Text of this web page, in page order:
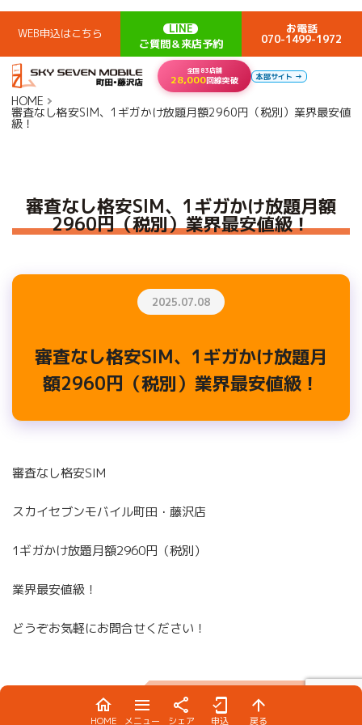
WEB申込はこちら
LINE
ご質問＆来店予約
お電話
070-1499-1972
全国83店舗
28,000回線突破 本部サイト →
HOME
審査なし格安SIM、1ギガかけ放題月額2960円（税別）業界最安値
級！
審査なし格安SIM、1ギガかけ放題月額
2960円（税別）業界最安値級！
2025.07.08
審査なし格安SIM、1ギガかけ放題月
額2960円（税別）業界最安値級！
審査なし格安SIM
スカイセブンモバイル町田・藤沢店
1ギガかけ放題月額2960円（税別）
業界最安値級！
どうぞお気軽にお問合せください！
HOME メニュー シェア 申込 戻る